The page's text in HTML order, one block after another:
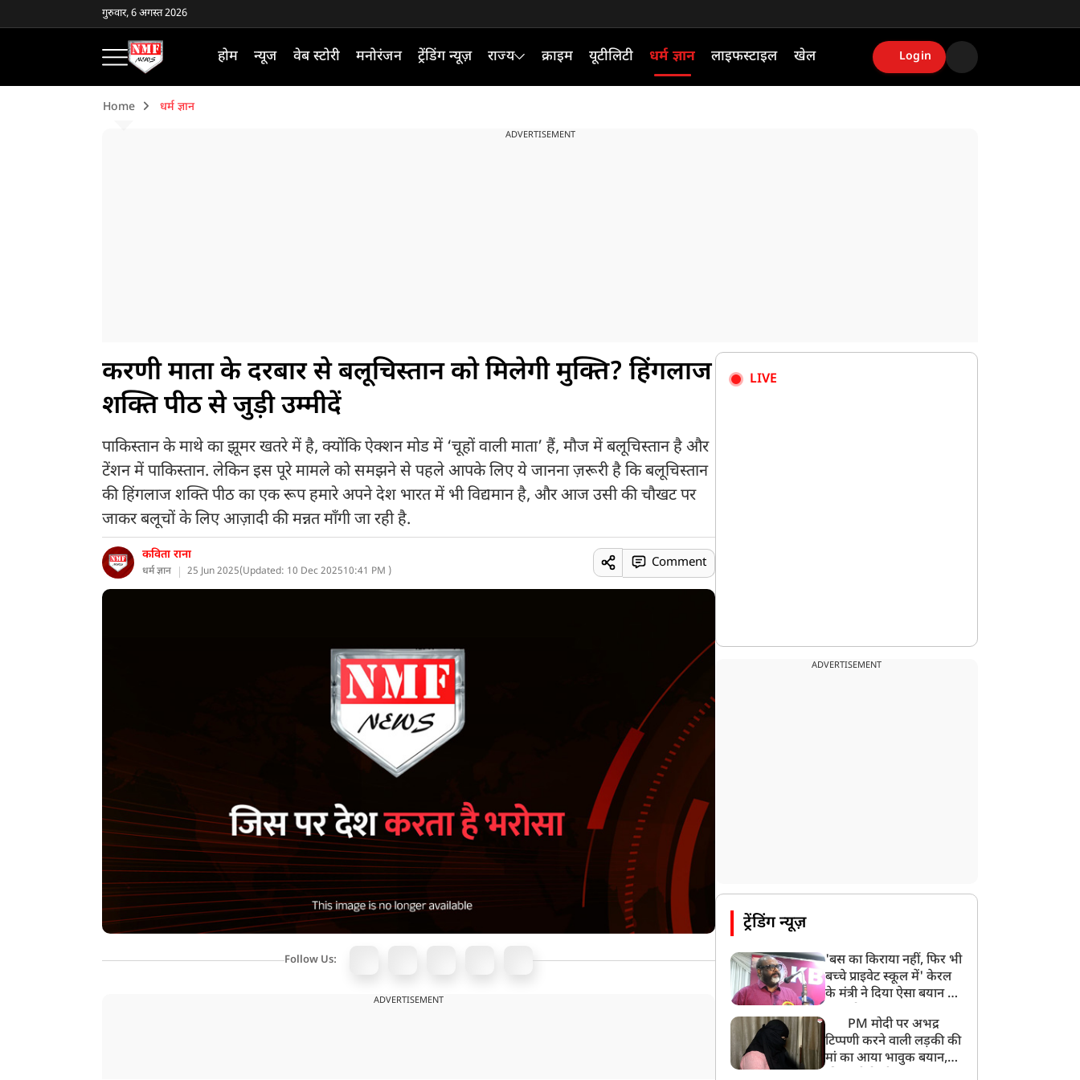
गुरुवार, 6 अगस्त 2026
होम न्यूज वेब स्टोरी मनोरंजन ट्रेंडिंग न्यूज़ राज्य क्राइम यूटीलिटी धर्म ज्ञान लाइफस्टाइल खेल Login
Home धर्म ज्ञान
ADVERTISEMENT
करणी माता के दरबार से बलूचिस्तान को मिलेगी मुक्ति? हिंगलाज
शक्ति पीठ से जुड़ी उम्मीदें
पाकिस्तान के माथे का झूमर खतरे में है, क्योंकि ऐक्शन मोड में ‘चूहों वाली माता’ हैं, मौज में बलूचिस्तान है और
टेंशन में पाकिस्तान. लेकिन इस पूरे मामले को समझने से पहले आपके लिए ये जानना ज़रूरी है कि बलूचिस्तान
की हिंगलाज शक्ति पीठ का एक रूप हमारे अपने देश भारत में भी विद्यमान है, और आज उसी की चौखट पर
जाकर बलूचों के लिए आज़ादी की मन्नत माँगी जा रही है.
कविता राना
धर्म ज्ञान 25 Jun 2025(Updated: 10 Dec 202510:41 PM )
Comment
Follow Us:
ADVERTISEMENT
LIVE
ADVERTISEMENT
ट्रेंडिंग न्यूज़
'बस का किराया नहीं, फिर भी
बच्चे प्राइवेट स्कूल में' केरल
के मंत्री ने दिया ऐसा बयान की
PM मोदी पर अभद्र
टिप्पणी करने वाली लड़की की
मां का आया भावुक बयान,